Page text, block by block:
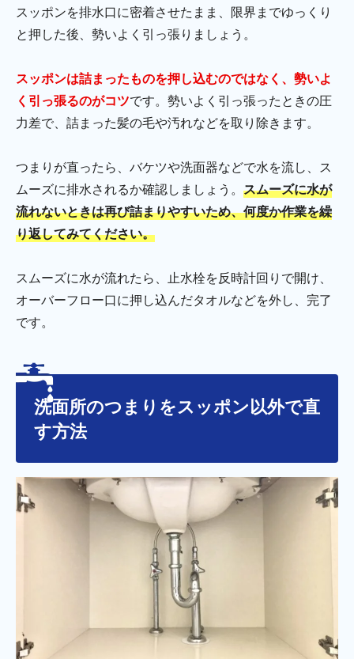
スッポンを排水口に密着させたまま、限界までゆっくり
と押した後、勢いよく引っ張りましょう。
スッポンは詰まったものを押し込むのではなく、勢いよ
く引っ張るのがコツです。勢いよく引っ張ったときの圧
力差で、詰まった髪の毛や汚れなどを取り除きます。
つまりが直ったら、バケツや洗面器などで水を流し、ス
ムーズに排水されるか確認しましょう。 スムーズに水が
流れないときは再び詰まりやすいため、何度か作業を繰
り返してみてください。
スムーズに水が流れたら、止水栓を反時計回りで開け、
オーバーフロー口に押し込んだタオルなどを外し、完了
です。
洗面所のつまりをスッポン以外で直
す方法